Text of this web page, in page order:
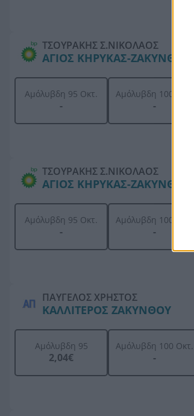
ΤΣΟΥΡΑΚΗΣ Σ.ΝΙΚΟΛΑΟΣ
ΑΓΙΟΣ ΚΗΡΥΚΑΣ-ΖΑΚΥΝΘΟΣ
Αμόλυβδη 95 Οκτ.
-
Αμόλυβδη 100 Οκτ.
-
ΤΣΟΥΡΑΚΗΣ Σ.ΝΙΚΟΛΑΟΣ
ΑΓΙΟΣ ΚΗΡΥΚΑΣ-ΖΑΚΥΝΘΟΣ
Αμόλυβδη 95 Οκτ.
-
Αμόλυβδη 100 Οκτ.
-
ΠΑΥΓΕΛΟΣ ΧΡΗΣΤΟΣ
ΚΑΛΛΙΤΕΡΟΣ ΖΑΚΥΝΘΟΥ
Αμόλυβδη 95
2,04€
Αμόλυβδη 100 Οκτ.
-